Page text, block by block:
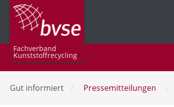
Fachverband
Kunststoffrecycling
Gut informiert / Pressemitteilungen /